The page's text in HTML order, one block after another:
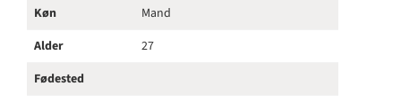
Køn
Mand
Alder
27
Fødested